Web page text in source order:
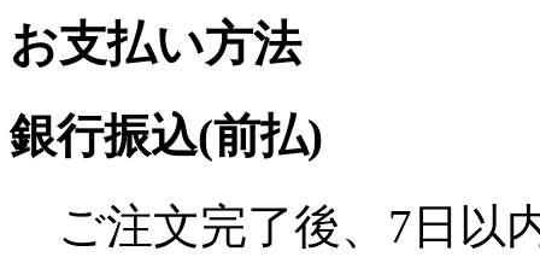
お支払い方法
銀行振込(前払)
ご注文完了後、7日以